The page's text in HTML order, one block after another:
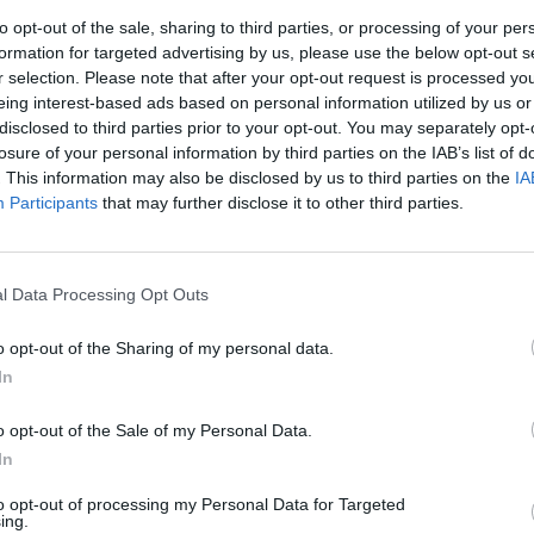
opt-out of the sale, sharing to third parties, or processing of your
for targeted advertising by us, please use the below opt-out
selection. Please note that after your opt-out request is processed
interest-based ads based on personal information utilized by us
to third parties prior to your opt-out. You may separately
of your personal information by third parties on the IAB’s list of
This information may also be disclosed by us to third parties on the
Participants that may further disclose it to other third parties.
Data Processing Opt Outs
opt-out of the Sharing of my personal data.
opt-out of the Sale of my Personal Data.
opt-out of processing my Personal Data for Targeted
Prienų Birštono Vytautas
Ispanija mėnesiui įvedė sienų kontrolę iš
bangos